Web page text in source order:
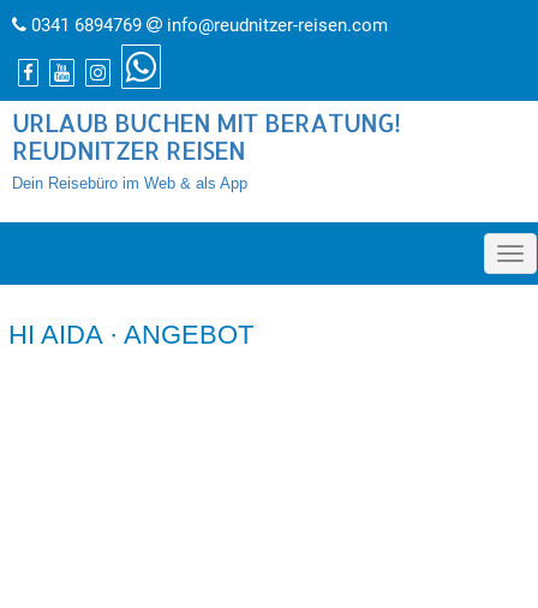
0341 6894769 info@reudnitzer-reisen.com
URLAUB BUCHEN MIT BERATUNG!
REUDNITZER REISEN
Dein Reisebüro im Web & als App
»
HI AIDA · ANGEBOT